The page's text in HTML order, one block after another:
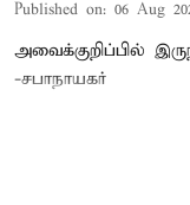
Published on: 06 Aug
அவைக்குறிப்பில்
-சபாநாயகர்